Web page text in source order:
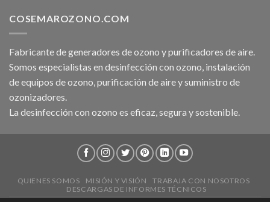
COSEMAROZONO.COM
Fabricante de generadores de ozono y purificadores de aire.
Somos especialistas en desinfección con ozono, instalación
de equipos de ozono, purificación de aire y suministro de
ozonizadores.
La desinfección con ozono es eficaz, segura y sostenible.
QUIENES SOMOS MISIÓN Y VISIÓN
TRABAJA CON NOSOTROS
DESCARGAS DE INFORMES TÉCNICOS